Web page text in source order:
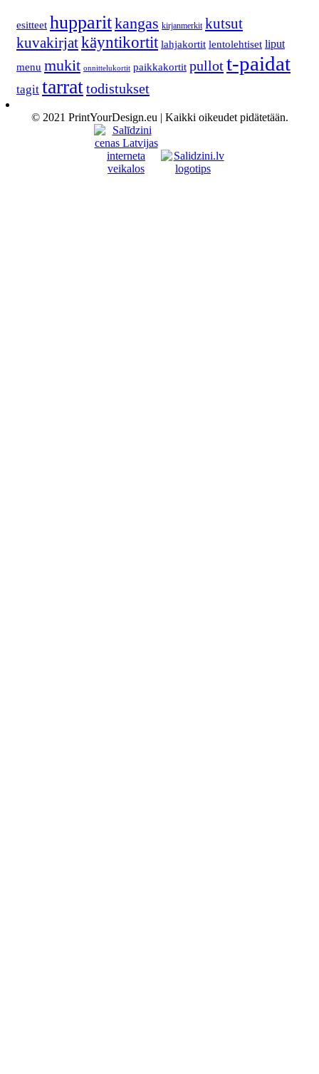
esitteet hupparitkangas kirjanmerkit kutsut
kuvakirjatkäyntikortit lahjakortit lentolehtiset liput
menu mukit onnittelukortit paikkakortit pullott-paidat
tagit tarrattodistukset
© 2021 PrintYourDesign.eu | Kaikki oikeudet pidätetään.